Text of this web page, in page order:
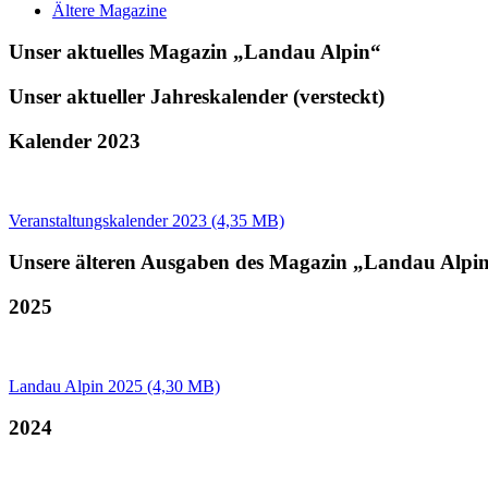
Ältere Magazine
Unser aktuelles Magazin „Landau Alpin“
Unser aktueller Jahreskalender (versteckt)
Kalender 2023
Veranstaltungskalender 2023 (4,35 MB)
Unsere älteren Ausgaben des Magazin „Landau
2025
Landau Alpin 2025 (4,30 MB)
2024